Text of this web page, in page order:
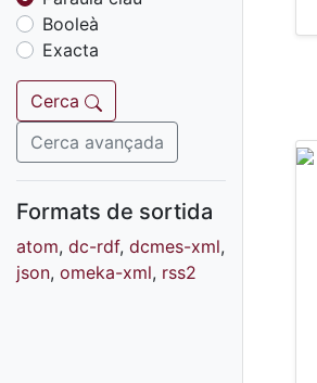
Fons sonor
Goigs
Fons fotogràfic
Fons d'art
Booleà
Exacta
Cerca
Cerca avançada
Formats de sortida
atom, dc-rdf, dcmes-xml,
json, omeka-xml, rss2